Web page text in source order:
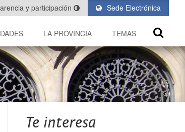
Sede Electrónica
y participación
LA PROVINCIA TEMAS
Te interesa